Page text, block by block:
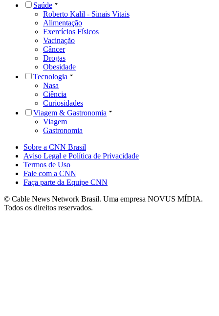
Saúde
Roberto Kalil - Sinais Vitais
Alimentação
Exercícios Físicos
Vacinação
Câncer
Drogas
Obesidade
Tecnologia
Nasa
Ciência
Curiosidades
Viagem & Gastronomia
Viagem
Gastronomia
Sobre a CNN Brasil
Aviso Legal e Política de Privacidade
Termos de Uso
Fale com a CNN
Faça parte da Equipe CNN
© Cable News Network Brasil. Uma empresa NOVUS MÍDIA.
Todos os direitos reservados.